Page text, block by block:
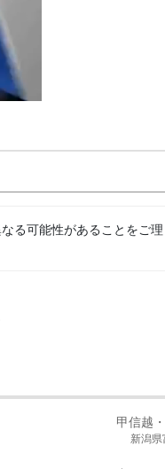
る可能性があることをご理
甲信越
新潟県